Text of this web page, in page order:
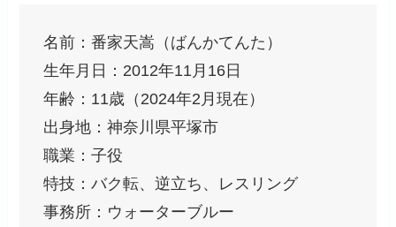
名前：番家天嵩（ばんかてんた）
生年月日：2012年11月16日
年齢：11歳（2024年2月現在）
出身地：神奈川県平塚市
職業：子役
特技：バク転、逆立ち、レスリング
事務所：ウォーターブルー